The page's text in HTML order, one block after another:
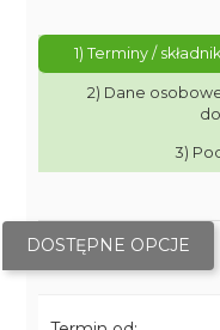
1) Terminy /
2) Dane
3)
DOSTĘPNE OPCJE